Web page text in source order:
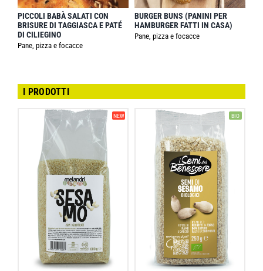
PICCOLI BABÀ SALATI CON
BRISURE DI TAGGIASCA E PATÉ
DI CILIEGINO
Pane, pizza e focacce
BURGER BUNS (PANINI PER
HAMBURGER FATTI IN CASA)
Pane, pizza e focacce
I PRODOTTI
NEW BIO